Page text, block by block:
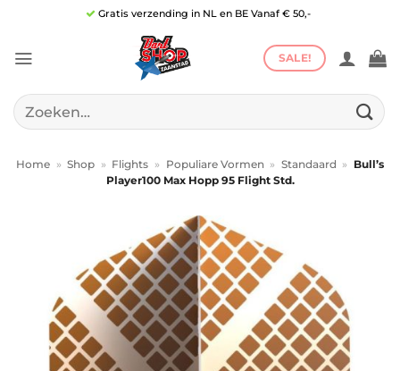
inhoud
Gratis verzending in NL en BE Vanaf € 50,-
SALE!
Zoeken
naar:
Home » Shop » Flights » Populiare Vormen » Standaard »
Bull’s
Player100 Max Hopp 95 Flight Std.